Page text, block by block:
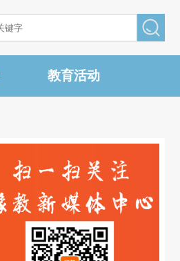
教育活动